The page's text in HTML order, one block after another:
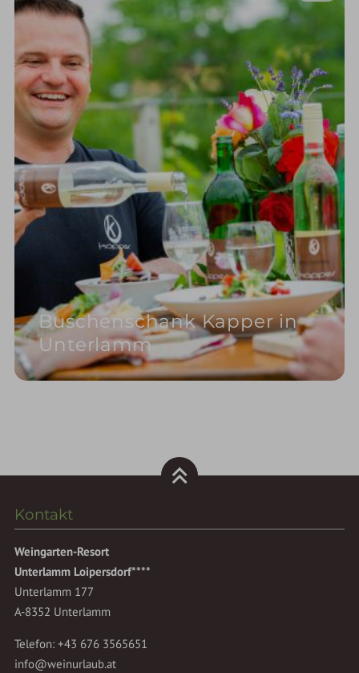
Buschenschank Kapper in
Unterlamm
Kontakt
Weingarten-Resort
Unterlamm Loipersdorf****
Unterlamm 177
A-8352 Unterlamm
Telefon:+43 676 3565651
info@weinurlaub.at